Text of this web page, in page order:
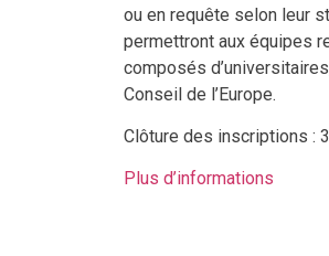
ou en requête selon leur
permettront aux équipes
composés
Conseil de l’Europe.
Clôture des inscriptions :
Plus d’informations